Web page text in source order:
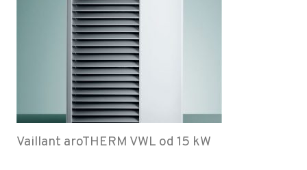
Vaillant aroTHERM VWL od 15 kW